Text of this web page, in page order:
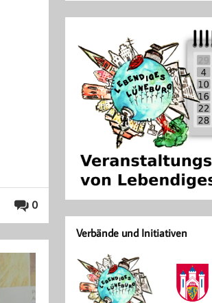
0
Verbände und Initiativen